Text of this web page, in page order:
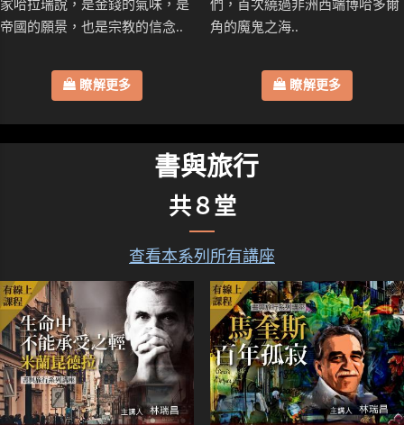
家哈拉瑞說，是金錢的氣味，是
帝國的願景，也是宗教的信念..
瞭解更多
們，首次繞過非洲西端博哈多爾
角的魔鬼之海..
瞭解更多
書與旅行
共８堂
查看本系列所有講座